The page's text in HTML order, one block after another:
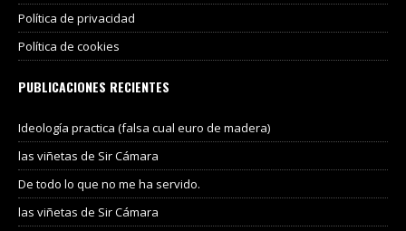
Política de privacidad
Política de cookies
PUBLICACIONES RECIENTES
Ideología practica (falsa cual euro de madera)
las viñetas de Sir Cámara
De todo lo que no me ha servido.
las viñetas de Sir Cámara